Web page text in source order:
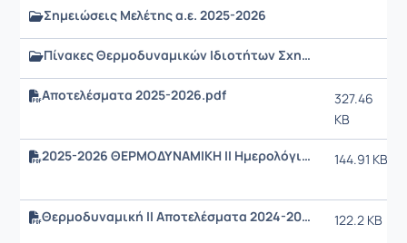
Σημειώσεις Μελέτης α.ε. 2025-2026
Πίνακες Θερμοδυναμικών Ιδιοτήτων Σχηματισμού Χημικών Ενώσεων
Αποτελέσματα 2025-2026.pdf
327.46
KB
2025-2026 ΘΕΡΜΟΔΥΝΑΜΙΚΗ ΙΙ Ημερολόγιο Ύλης 18.05.2026.pdf 144.91 KB
Θερμοδυναμική ΙΙ Αποτελέσματα 2024-2025.pdf 122.2 KB